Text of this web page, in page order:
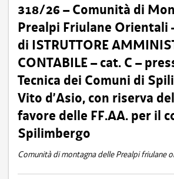
318/26 – Comunità di
Prealpi Friulane Orientali
di ISTRUTTORE
CONTABILE – cat. C –
Tecnica dei Comuni di
Vito d’Asio, con riserva
favore delle FF.AA. per il
Spilimbergo
Comunità di montagna delle Prealpi friulane